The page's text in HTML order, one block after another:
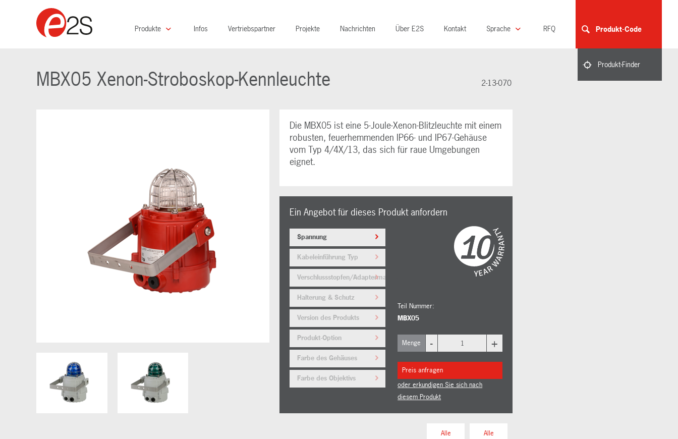
Produkte Infos Vertriebspartner Projekte Nachrichten Über E2S Kontakt Sprache RFQ Produkt-Code
Produkt-Finder
MBX05 Xenon-Stroboskop-Kennleuchte 2-13-070
Die MBX05 ist eine 5-Joule-Xenon-Blitzleuchte mit einem
robusten, feuerhemmenden IP66- und IP67-Gehäuse
vom Typ 4/4X/13, das sich für raue Umgebungen
eignet.
Ein Angebot für dieses Produkt anfordern
Spannung
Kabeleinführung Typ
Verschlussstopfen/Adaptermaterial
Halterung & Schutz
Version des Produkts
Produkt-Option
Farbe des Gehäuses
Farbe des Objektivs
Teil Nummer:
MBX05
Menge - +
Preis anfragen
oder erkundigen Sie sich nach
diesem Produkt
Alle
Alle